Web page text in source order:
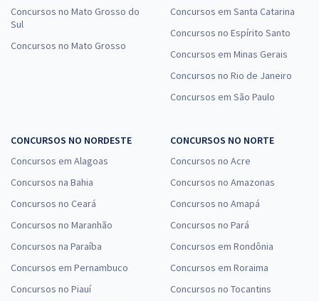
Concursos no Mato Grosso do
Sul
Concursos no Mato Grosso
Concursos em Santa Catarina
Concursos no Espírito Santo
Concursos em Minas Gerais
Concursos no Rio de Janeiro
Concursos em São Paulo
CONCURSOS NO NORDESTE
Concursos em Alagoas
Concursos na Bahia
Concursos no Ceará
Concursos no Maranhão
Concursos na Paraíba
Concursos em Pernambuco
Concursos no Piauí
CONCURSOS NO NORTE
Concursos no Acre
Concursos no Amazonas
Concursos no Amapá
Concursos no Pará
Concursos em Rondônia
Concursos em Roraima
Concursos no Tocantins